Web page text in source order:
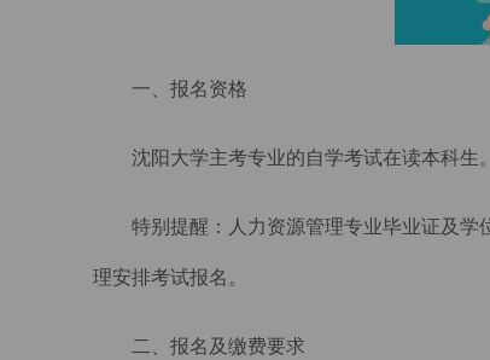
一、报名资格
沈阳大学主考专业的自学考试在读本科生。
特别提醒：人力资源管理专业毕业证及
理安排考试报名。
二、报名及缴费要求